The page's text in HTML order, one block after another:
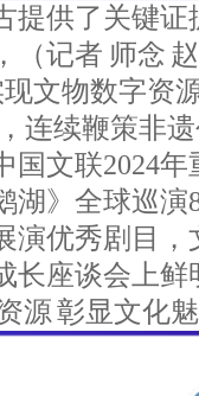
提供了关键
（记者 师念
文物数字资
连续鞭策非
国文联2024
湖》全球巡演
演优秀剧目
长座谈会上鲜
源 彰显文化